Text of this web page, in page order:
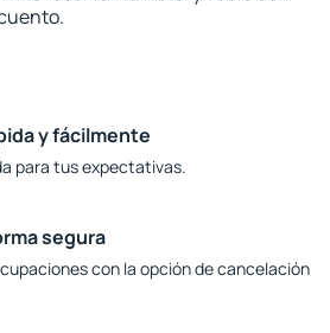
y fácilmente
para tus expectativas.
segura
con la opción de cancelación